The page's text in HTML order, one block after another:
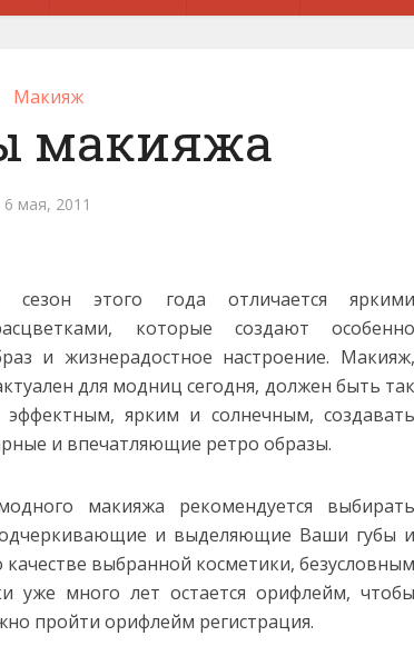
Макияж
макияжа
6 мая, 2011
сезон этого года отличается яркими
которые создают особенно
и жизнерадостное настроение. Макияж,
для модниц сегодня, должен быть так
ярким и солнечным, создавать
и впечатляющие ретро образы.
макияжа рекомендуется выбирать
и выделяющие Ваши губы и
выбранной косметики, безусловным
уже много лет остается орифлейм, чтобы
пройти орифлейм регистрация.